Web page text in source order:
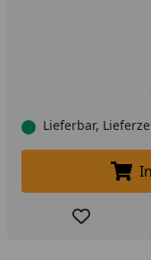
Lieferbar,
Produkt